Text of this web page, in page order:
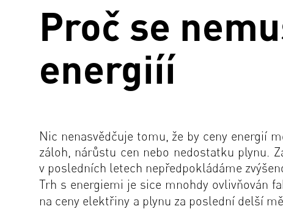
Proč se
energiíí
Nic nenasvědčuje tomu, že by ceny energií
záloh, nárůstu cen nebo nedostatku plynu.
v posledních letech nepředpokládáme
Trh s energiemi je sice mnohdy ovlivňován
na ceny elektřiny a plynu za poslední delší